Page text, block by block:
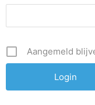
Aangemeld